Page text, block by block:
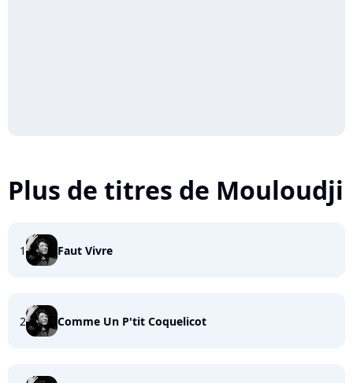
Plus de titres de Mouloudji
1 Faut Vivre
2 Comme Un P'tit Coquelicot